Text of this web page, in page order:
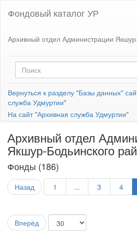
Фондовый каталог УР
Архивный отдел Администрации
Вернуться к разделу "Базы данных"
служба Удмуртии"
На сайт "Архивная служба Удмуртии"
Архивный отдел
Якшур-Бодьинского
Фонды (186)
Назад 1 ... 3 4
Вперёд